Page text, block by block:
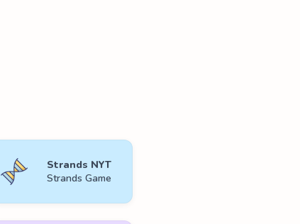
Strands NYT
Strands Game